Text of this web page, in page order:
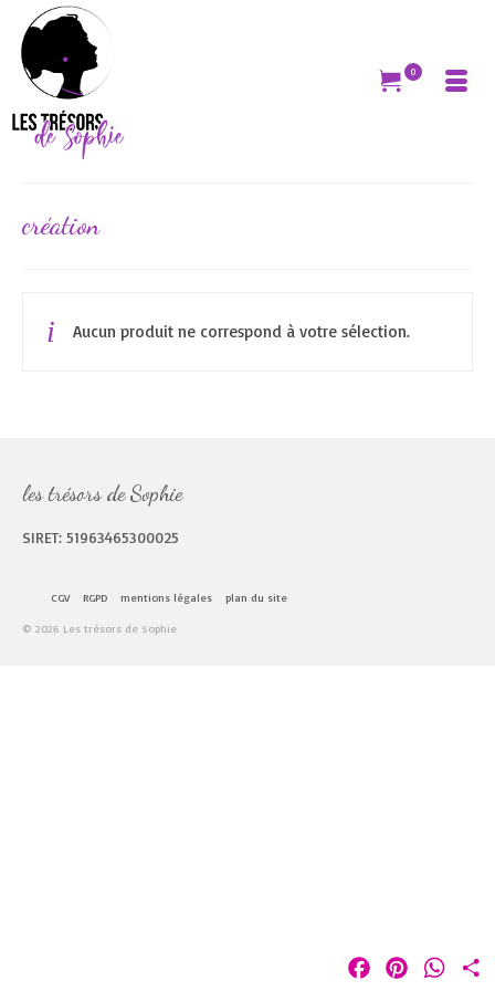
0
création
Aucun produit ne correspond à votre sélection.
les trésors de Sophie
SIRET: 51963465300025
CGV RGPD mentions légales plan du site
© 2026 Les trésors de Sophie
FacebookPinterest